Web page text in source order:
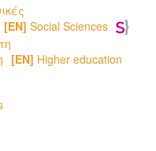
[EN] Social Sciences
[EN] Higher education